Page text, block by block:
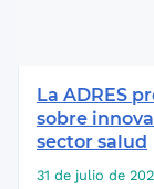
La ADRES
sobre
sector salud
31 de julio de